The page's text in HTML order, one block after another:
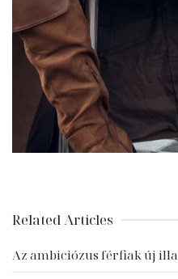
Related Articles
Az ambiciózus férfiak új